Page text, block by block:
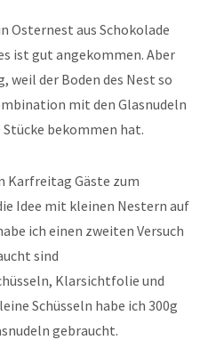
Osternest aus Schokolade
ist gut angekommen. Aber
weil der Boden des Nest so
mit den Glasnudeln
bekommen hat.
Karfreitag Gäste zum
Idee mit kleinen Nestern auf
ich einen zweiten Versuch
sind
Klarsichtfolie und
Schüsseln habe ich 300g
gebraucht.